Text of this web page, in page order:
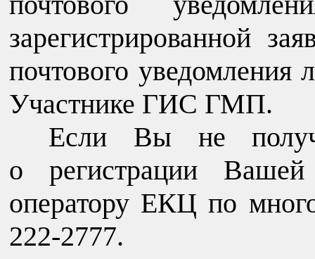
зарегистрированной
почтового
Участнике ГИС ГМП.
Если Вы не
о регистрации Вашей
оператору ЕКЦ по
222-2777.